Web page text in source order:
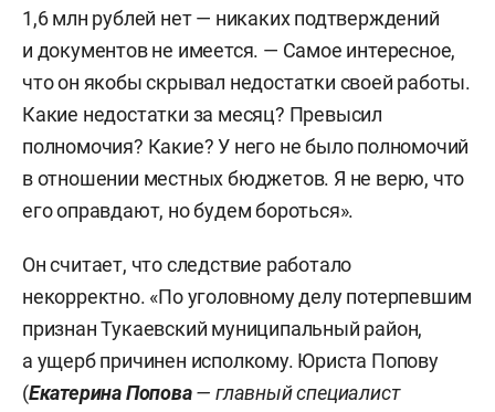
1,6 млн рублей нет — никаких подтверждений
и документов не имеется. — Самое интересное,
что он якобы скрывал недостатки своей работы.
Какие недостатки за месяц? Превысил
полномочия? Какие? У него не было полномочий
в отношении местных бюджетов. Я не верю, что
его оправдают, но будем бороться».
Он считает, что следствие работало
некорректно. «По уголовному делу потерпевшим
признан Тукаевский муниципальный район,
а ущерб причинен исполкому. Юриста Попову
(Екатерина Попова— главный специалист